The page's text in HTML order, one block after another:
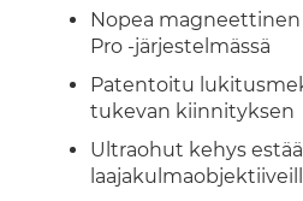
Nopea
Pro -järjestelmässä
Patentoitu
tukevan kiinnityksen
Ultraohut kehys